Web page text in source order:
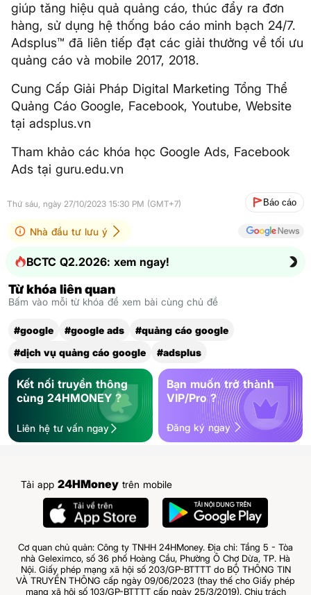
giúp tăng hiệu quả quảng cáo, thúc đẩy ra đơn
hàng, sử dụng hệ thống báo cáo minh bạch 24/7.
Adsplus™ đã liên tiếp đạt các giải thưởng về tối ưu
quảng cáo và mobile 2017, 2018.
Cung Cấp Giải Pháp Digital Marketing Tổng Thể
Quảng Cáo Google, Facebook, Youtube, Website
tại adsplus.vn
Tham khảo các khóa học Google Ads, Facebook
Ads tại guru.edu.vn
Thứ sáu, ngày 27/10/2023 15:30 PM (GMT+7) Báo cáo
Nhà đầu tư lưu ý
BCTC Q2.2026: xem ngay!
Từ khóa liên quan
Bấm vào mỗi từ khóa để xem bài cùng chủ đề
#google #google ads
#quảng cáo google
#dịch vụ quảng cáo google
#adsplus
Kết nối truyền thông
cùng 24HMONEY ?
Liên hệ tư vấn ngay
Bạn muốn trở thành
VIP/Pro ?
Đăng ký ngay
Tải app 24HMoney trên mobile
Cơ quan chủ quản: Công ty TNHH 24HMoney. Địa chỉ: Tầng 5 - Tòa
nhà Geleximco, số 36 phố Hoàng Cầu, Phường Ô Chợ Dừa, TP. Hà
Nội. Giấy phép mạng xã hội số 203/GP-BTTTT do BỘ THÔNG TIN
VÀ TRUYỀN THÔNG cấp ngày 09/06/2023 (thay thế cho Giấy phép
mạng xã hội số 103/GP-BTTTT cấp ngày 25/3/2019). Chịu trách